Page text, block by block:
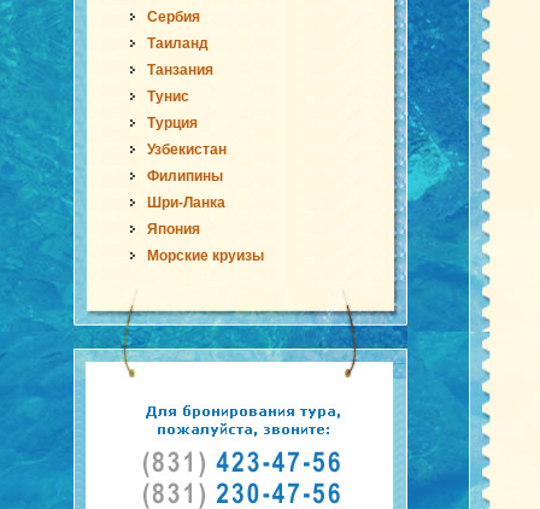
Сербия
Таиланд
Танзания
Тунис
Турция
Узбекистан
Филипины
Шри-Ланка
Япония
Морские круизы